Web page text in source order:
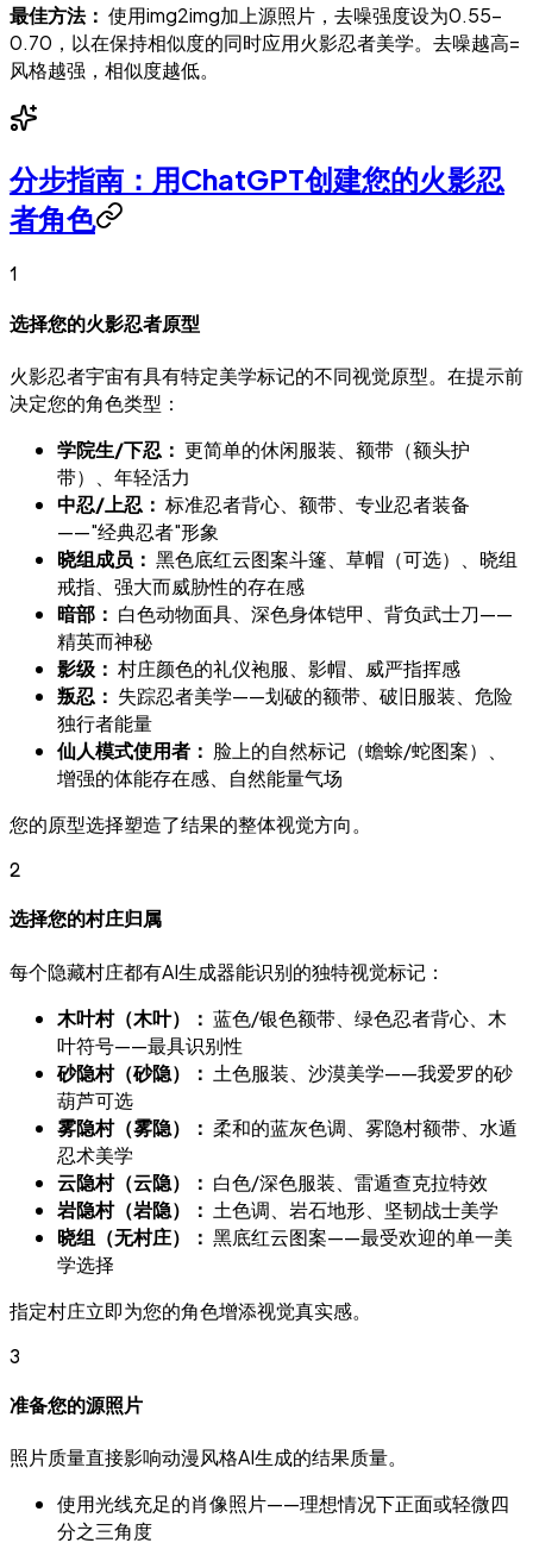
最佳方法： 使用img2img加上源照片，去噪强度设为0.55–
0.70，以在保持相似度的同时应用火影忍者美学。去噪越高=
风格越强，相似度越低。
分步指南：用ChatGPT创建您的火影忍
者角色
1
选择您的火影忍者原型
火影忍者宇宙有具有特定美学标记的不同视觉原型。在提示前
决定您的角色类型：
学院生/下忍： 更简单的休闲服装、额带（额头护
带）、年轻活力
中忍/上忍： 标准忍者背心、额带、专业忍者装备
——"经典忍者"形象
晓组成员： 黑色底红云图案斗篷、草帽（可选）、晓组
戒指、强大而威胁性的存在感
暗部： 白色动物面具、深色身体铠甲、背负武士刀——
精英而神秘
影级： 村庄颜色的礼仪袍服、影帽、威严指挥感
叛忍： 失踪忍者美学——划破的额带、破旧服装、危险
独行者能量
仙人模式使用者： 脸上的自然标记（蟾蜍/蛇图案）、
增强的体能存在感、自然能量气场
您的原型选择塑造了结果的整体视觉方向。
2
选择您的村庄归属
每个隐藏村庄都有AI生成器能识别的独特视觉标记：
木叶村（木叶）： 蓝色/银色额带、绿色忍者背心、木
叶符号——最具识别性
砂隐村（砂隐）： 土色服装、沙漠美学——我爱罗的砂
葫芦可选
雾隐村（雾隐）： 柔和的蓝灰色调、雾隐村额带、水遁
忍术美学
云隐村（云隐）： 白色/深色服装、雷遁查克拉特效
岩隐村（岩隐）： 土色调、岩石地形、坚韧战士美学
晓组（无村庄）： 黑底红云图案——最受欢迎的单一美
学选择
指定村庄立即为您的角色增添视觉真实感。
3
准备您的源照片
照片质量直接影响动漫风格AI生成的结果质量。
使用光线充足的肖像照片——理想情况下正面或轻微四
分之三角度